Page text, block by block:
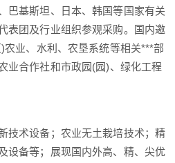
巴基斯坦、日本、韩国等国家有关
表团及行业组织参观采购。国内邀
业、水利、农垦系统等相关***部
业合作社和市政园(园)、绿化工程
技术设备；农业无土栽培技术；精
设备等；展现国内外高、精、尖优